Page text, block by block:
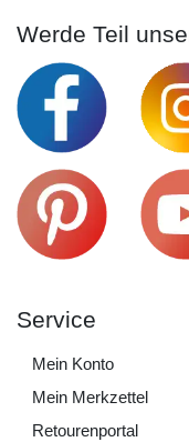
Werde Teil
Service
Mein Konto
Mein Merkzettel
Retourenportal